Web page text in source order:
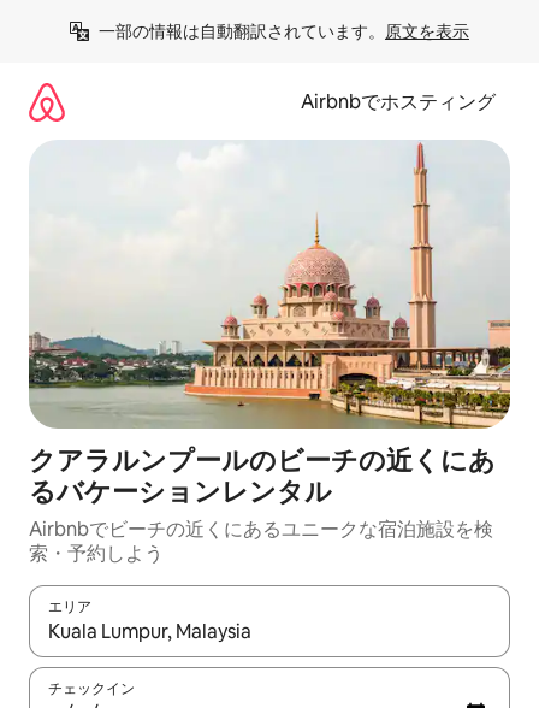
一部の情報は自動翻訳されています。 原文を表示
Airbnbでホスティング
クアラルンプールのビーチの近くにあ
るバケーションレンタル
Airbnbでビーチの近くにあるユニークな宿泊施設を検
索・予約しよう
エリア
検索結果が表示されたら、上下の矢印キーを使って移動するか
チェックイン